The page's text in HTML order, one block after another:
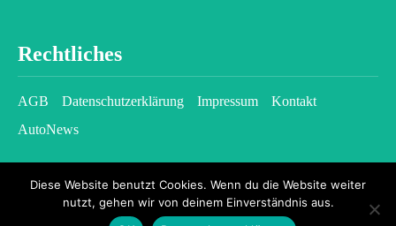
Rechtliches
AGB Datenschutzerklärung Impressum
Kontakt
AutoNews
Diese Website benutzt Cookies. Wenn du die Website weiter
nutzt, gehen wir von deinem Einverständnis aus.